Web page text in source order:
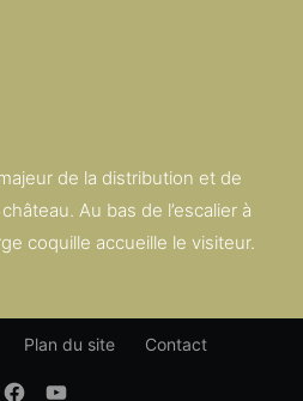
de la distribution et de
Au bas de l’escalier à
coquille accueille le visiteur.
Plan du site Contact